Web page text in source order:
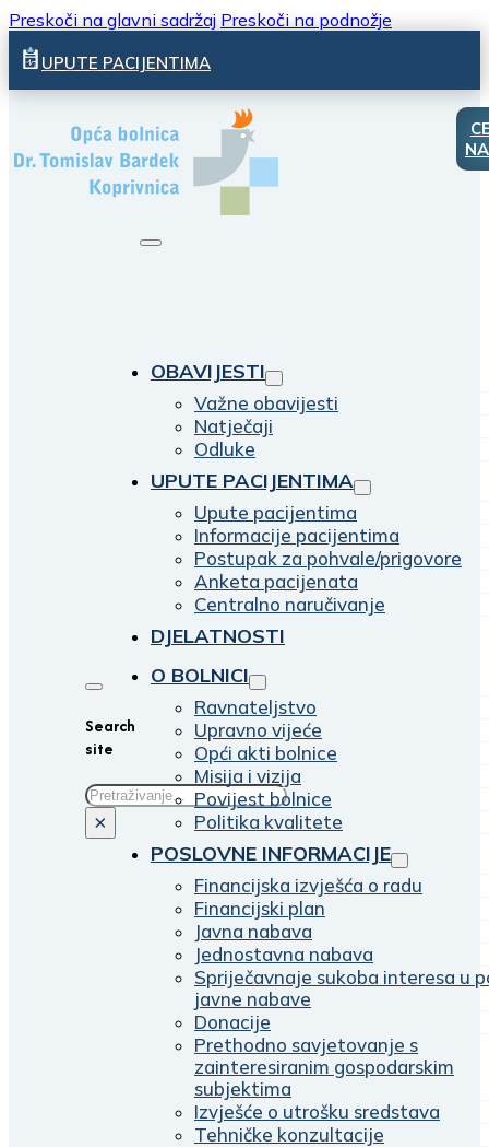
Preskoči na glavni sadržaj Preskoči na podnožje
UPUTE PACIJENTIMA
Search
site
Traži
×
OBAVIJESTI
Važne obavijesti
Natječaji
Odluke
UPUTE PACIJENTIMA
Upute pacijentima
Informacije pacijentima
Postupak za pohvale/prigovore
Anketa pacijenata
Centralno naručivanje
DJELATNOSTI
O BOLNICI
Ravnateljstvo
Upravno vijeće
Opći akti bolnice
Misija i vizija
Povijest bolnice
Politika kvalitete
POSLOVNE INFORMACIJE
Financijska izvješća o radu
Financijski plan
Javna nabava
Jednostavna nabava
Spriječavnaje sukoba interesa u
javne nabave
Donacije
Prethodno savjetovanje s
zainteresiranim gospodarskim
subjektima
Izvješće o utrošku sredstava
Tehničke konzultacije